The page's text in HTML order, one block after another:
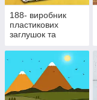
188- виробник
пластикових
заглушок та
фурнітури